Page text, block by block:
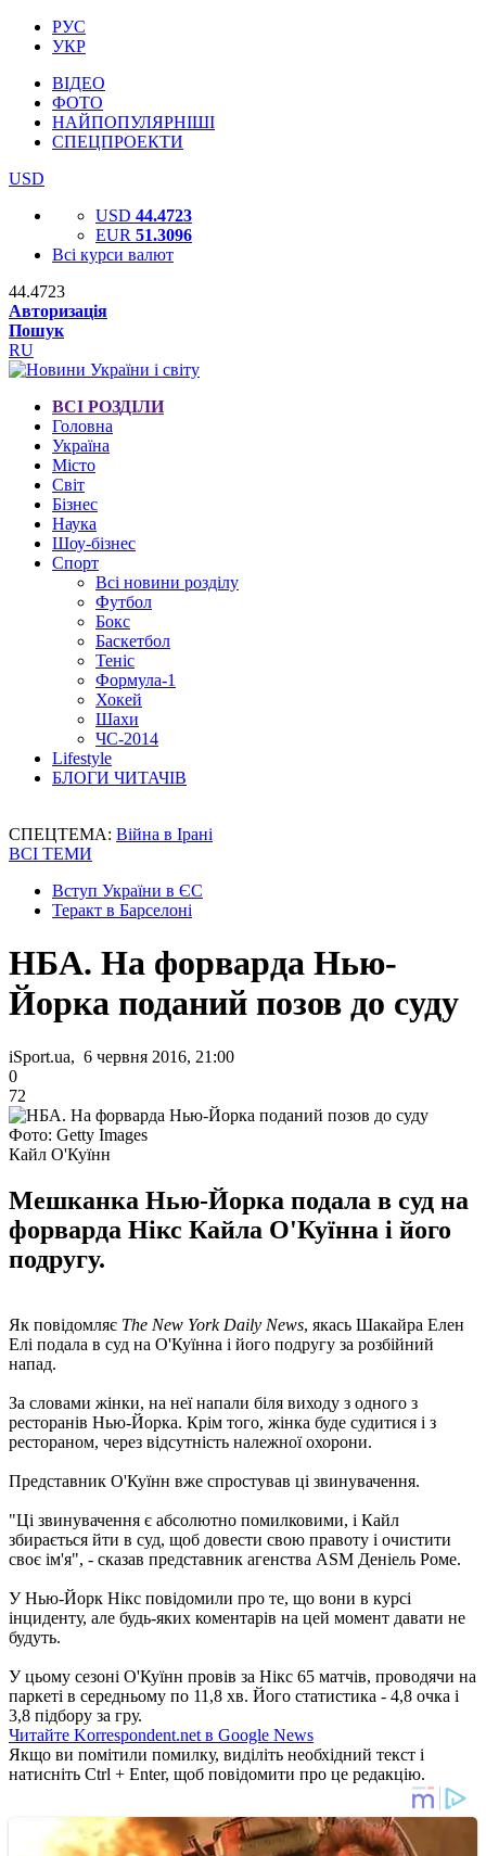
РУС
УКР
ВІДЕО
ФОТО
НАЙПОПУЛЯРНІШІ
СПЕЦПРОЕКТИ
USD
USD 44.4723
EUR 51.3096
Всі курси валют
44.4723
Авторизація
Пошук
RU
ВСІ РОЗДІЛИ
Головна
Україна
Місто
Світ
Бізнес
Наука
Шоу-бізнес
Спорт
Всі новини розділу
Футбол
Бокс
Баскетбол
Теніс
Формула-1
Хокей
Шахи
ЧС-2014
Lifestyle
БЛОГИ ЧИТАЧІВ
СПЕЦТЕМА: Війна в Ірані
ВСІ ТЕМИ
Вступ України в ЄС
Теракт в Барселоні
НБА. На форварда Нью-
Йорка поданий позов до суду
iSport.ua, 6 червня 2016, 21:00
0
72
Фото: Getty Images
Кайл О'Куїнн
Мешканка Нью-Йорка подала в суд на
форварда Нікс Кайла О'Куїнна і його
подругу.
Як повідомляє The New York Daily News, якась Шакайра Елен
Елі подала в суд на О'Куїнна і його подругу за розбійний
напад.
За словами жінки, на неї напали біля виходу з одного з
ресторанів Нью-Йорка. Крім того, жінка буде судитися і з
рестораном, через відсутність належної охорони.
Представник О'Куїнн вже спростував ці звинувачення.
"Ці звинувачення є абсолютно помилковими, і Кайл
збирається йти в суд, щоб довести свою правоту і очистити
своє ім'я", - сказав представник агенства ASM Деніель Роме.
У Нью-Йорк Нікс повідомили про те, що вони в курсі
інциденту, але будь-яких коментарів на цей момент давати не
будуть.
У цьому сезоні О'Куїнн провів за Нікс 65 матчів, проводячи на
паркеті в середньому по 11,8 хв. Його статистика - 4,8 очка і
3,8 підбору за гру.
Читайте Korrespondent.net в Google News
Якщо ви помітили помилку, виділіть необхідний текст і
натисніть Ctrl + Enter, щоб повідомити про це редакцію.